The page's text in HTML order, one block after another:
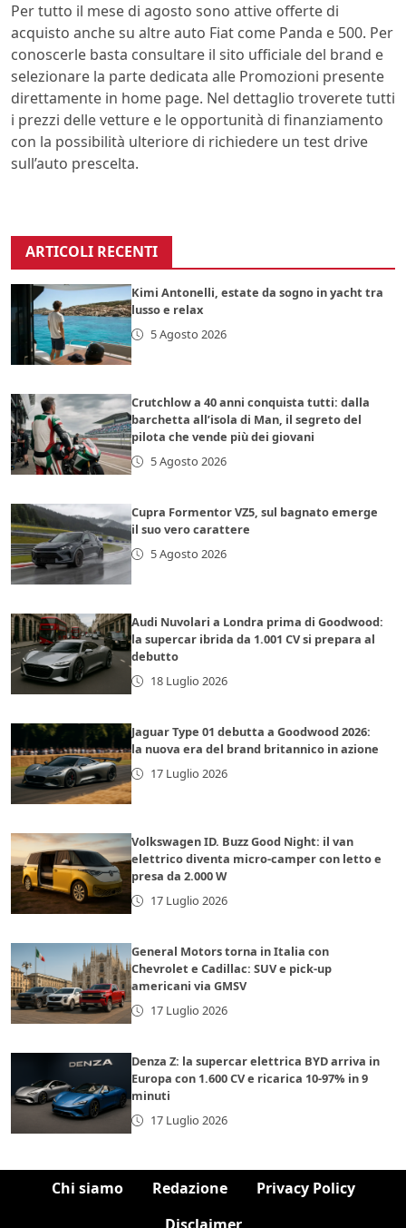
Per tutto il mese di agosto sono attive offerte di
acquisto anche su altre auto Fiat come Panda e 500. Per
conoscerle basta consultare il sito ufficiale del brand e
selezionare la parte dedicata alle Promozioni presente
direttamente in home page. Nel dettaglio troverete tutti
i prezzi delle vetture e le opportunità di finanziamento
con la possibilità ulteriore di richiedere un test drive
sull’auto prescelta.
ARTICOLI RECENTI
Kimi Antonelli, estate da sogno in yacht tra
lusso e relax
5 Agosto 2026
Crutchlow a 40 anni conquista tutti: dalla
barchetta all’isola di Man, il segreto del
pilota che vende più dei giovani
5 Agosto 2026
Cupra Formentor VZ5, sul bagnato emerge
il suo vero carattere
5 Agosto 2026
Audi Nuvolari a Londra prima di Goodwood:
la supercar ibrida da 1.001 CV si prepara al
debutto
18 Luglio 2026
Jaguar Type 01 debutta a Goodwood 2026:
la nuova era del brand britannico in azione
17 Luglio 2026
Volkswagen ID. Buzz Good Night: il van
elettrico diventa micro-camper con letto e
presa da 2.000 W
17 Luglio 2026
General Motors torna in Italia con
Chevrolet e Cadillac: SUV e pick-up
americani via GMSV
17 Luglio 2026
Denza Z: la supercar elettrica BYD arriva in
Europa con 1.600 CV e ricarica 10-97% in 9
minuti
17 Luglio 2026
Chi siamo Redazione
Privacy Policy